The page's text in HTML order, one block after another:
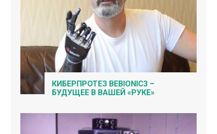
КИБЕРПРОТЕЗ BEBIONIC3 –
БУДУЩЕЕ В ВАШЕЙ «РУКЕ»